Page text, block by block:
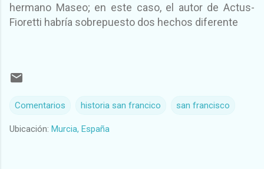
hermano Maseo; en este caso, el autor de Actus-
Fioretti habría sobrepuesto dos hechos diferente
Comentarios historia san francico san francisco
Ubicación: Murcia, España